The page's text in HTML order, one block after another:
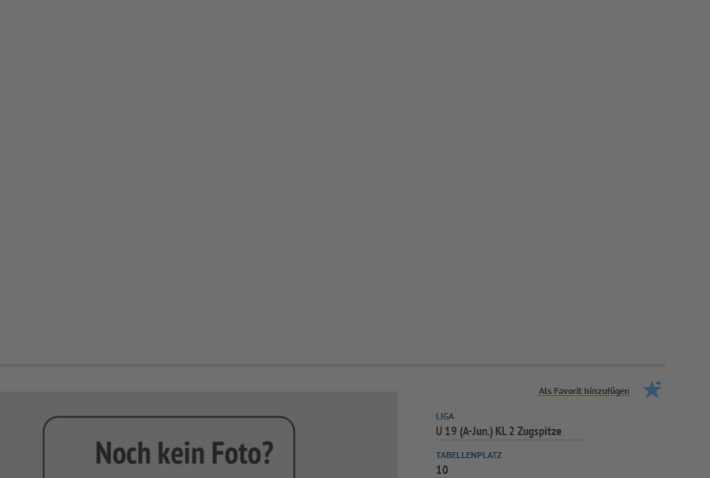
Als Favorit hinzufügen
LIGA
U 19 (A-Jun.) KL 2 Zugspitze
TABELLENPLATZ
10